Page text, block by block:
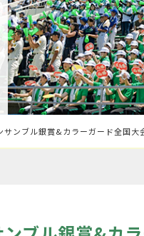
サンブル銀賞&カラーガード全国大